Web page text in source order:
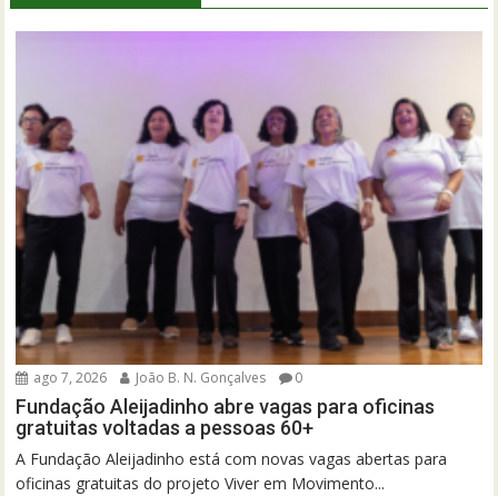
ago 7, 2026 João B. N. Gonçalves 0
Fundação Aleijadinho abre vagas para oficinas
gratuitas voltadas a pessoas 60+
A Fundação Aleijadinho está com novas vagas abertas para
oficinas gratuitas do projeto Viver em Movimento...